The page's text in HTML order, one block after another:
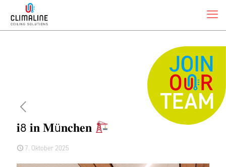
𝐢8 𝐢𝐧 𝐌ü𝐧𝐜𝐡𝐞𝐧
7. Oktober 2025